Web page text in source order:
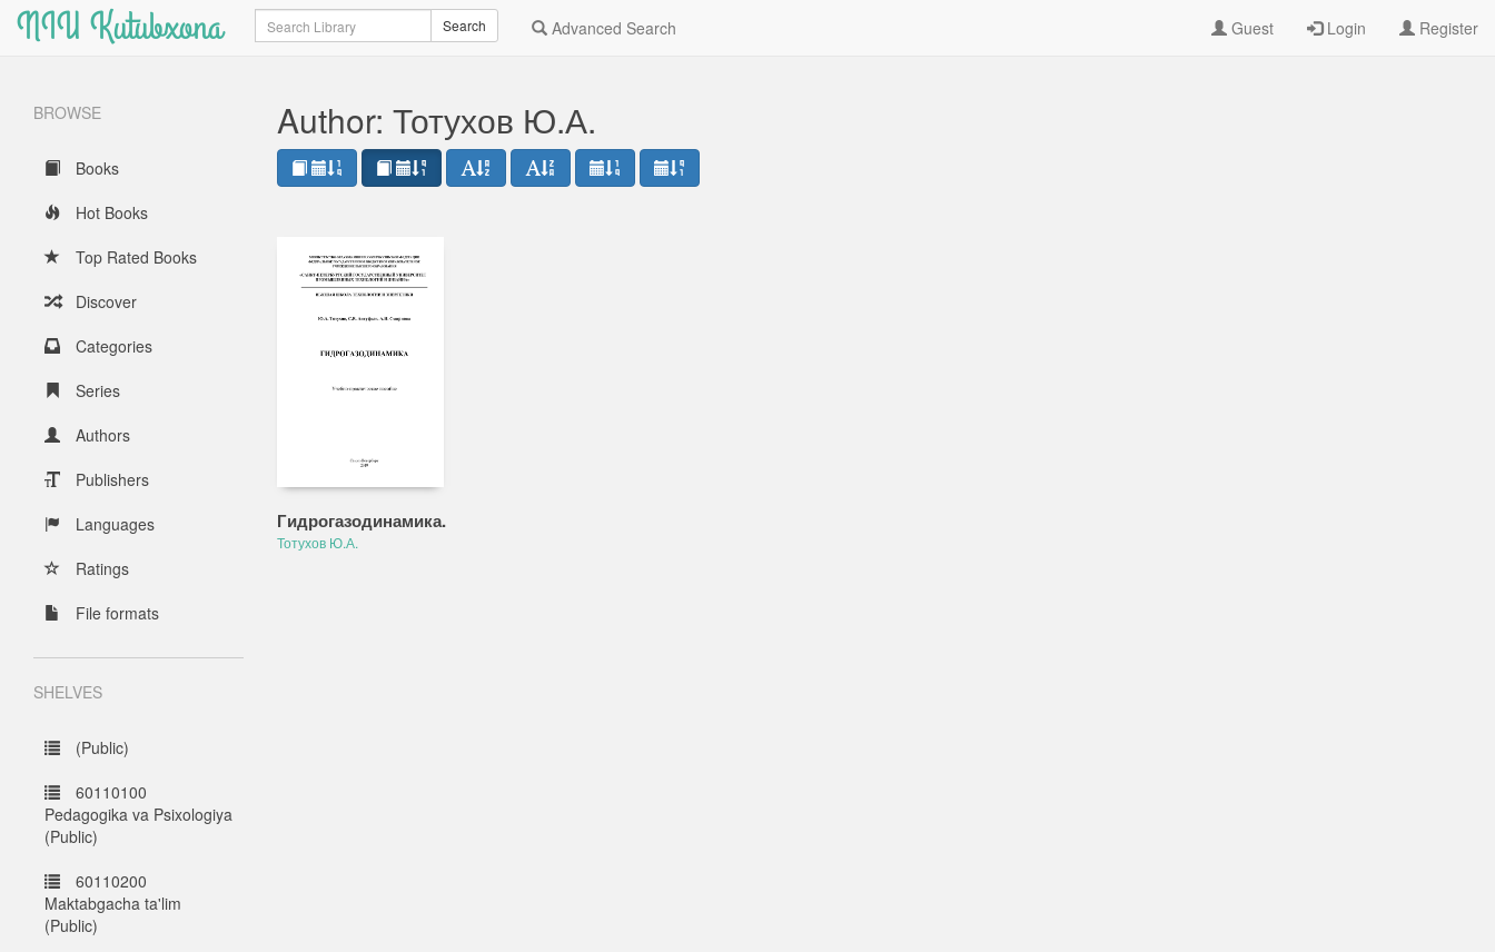
NIU Kutubxona Search Search Advanced Search Guest Login Register
BROWSE
Books
Hot Books
Top Rated Books
Discover
Categories
Series
Authors
Publishers
Languages
Ratings
File formats
SHELVES
(Public)
60110100
Pedagogika va Psixologiya
(Public)
60110200
Maktabgacha ta'lim
(Public)
Author: Тотухов Ю.А.
Гидрогазодинамика.
Тотухов Ю.А.